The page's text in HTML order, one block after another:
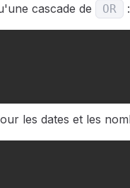
cascade de OR :
les dates et les